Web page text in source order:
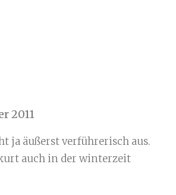
2011
ja äußerst verführerisch aus.
auch in der winterzeit